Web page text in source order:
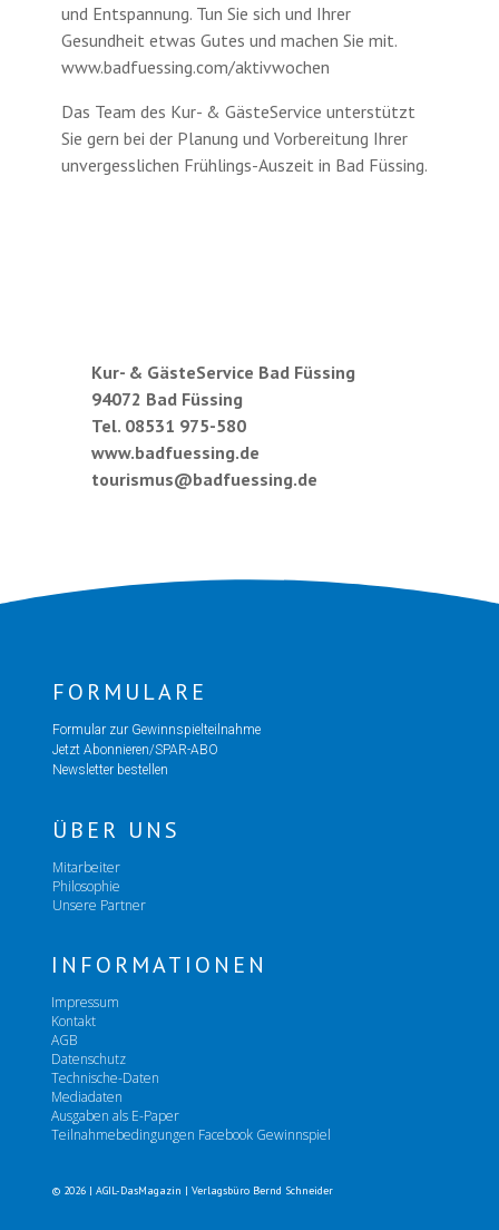
und Entspannung. Tun Sie sich und Ihrer
Gesundheit etwas Gutes und machen Sie mit.
www.badfuessing.com/aktivwochen
Das Team des Kur- & GästeService unterstützt
Sie gern bei der Planung und Vorbereitung Ihrer
unvergesslichen Frühlings-Auszeit in Bad Füssing.
Kur- & GästeService Bad Füssing
94072 Bad Füssing
Tel. 08531 975-580
www.badfuessing.de
tourismus@badfuessing.de
FORMULARE
Formular zur Gewinnspielteilnahme
Jetzt Abonnieren/SPAR-ABO
Newsletter bestellen
ÜBER UNS
Mitarbeiter
Philosophie
Unsere Partner
INFORMATIONEN
Impressum
Kontakt
AGB
Datenschutz
Technische-Daten
Mediadaten
Ausgaben als E-Paper
Teilnahmebedingungen Facebook Gewinnspiel
© 2026 | AGIL-DasMagazin | Verlagsbüro Bernd Schneider